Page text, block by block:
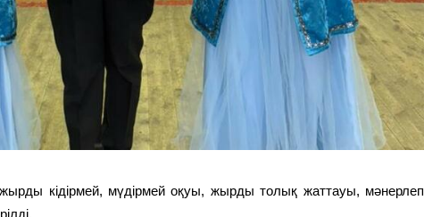
кідірмей, мүдірмей оқуы, жырды толық жаттауы, мәнерлеп